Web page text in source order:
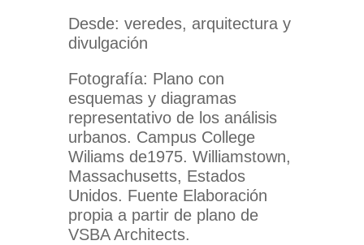
Desde: veredes, arquitectura y
divulgación
Fotografía: Plano con
esquemas y diagramas
representativo de los análisis
urbanos. Campus College
Wiliams de1975. Williamstown,
Massachusetts, Estados
Unidos. Fuente Elaboración
propia a partir de plano de
VSBA Architects.